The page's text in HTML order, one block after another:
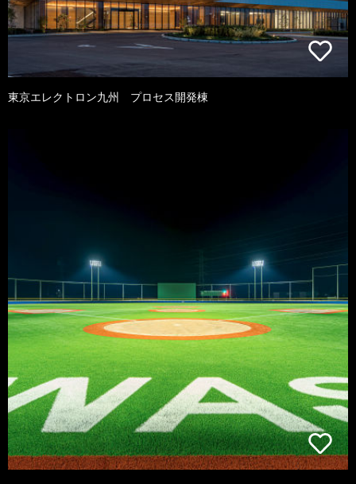
東京エレクトロン九州 プロセス開発棟